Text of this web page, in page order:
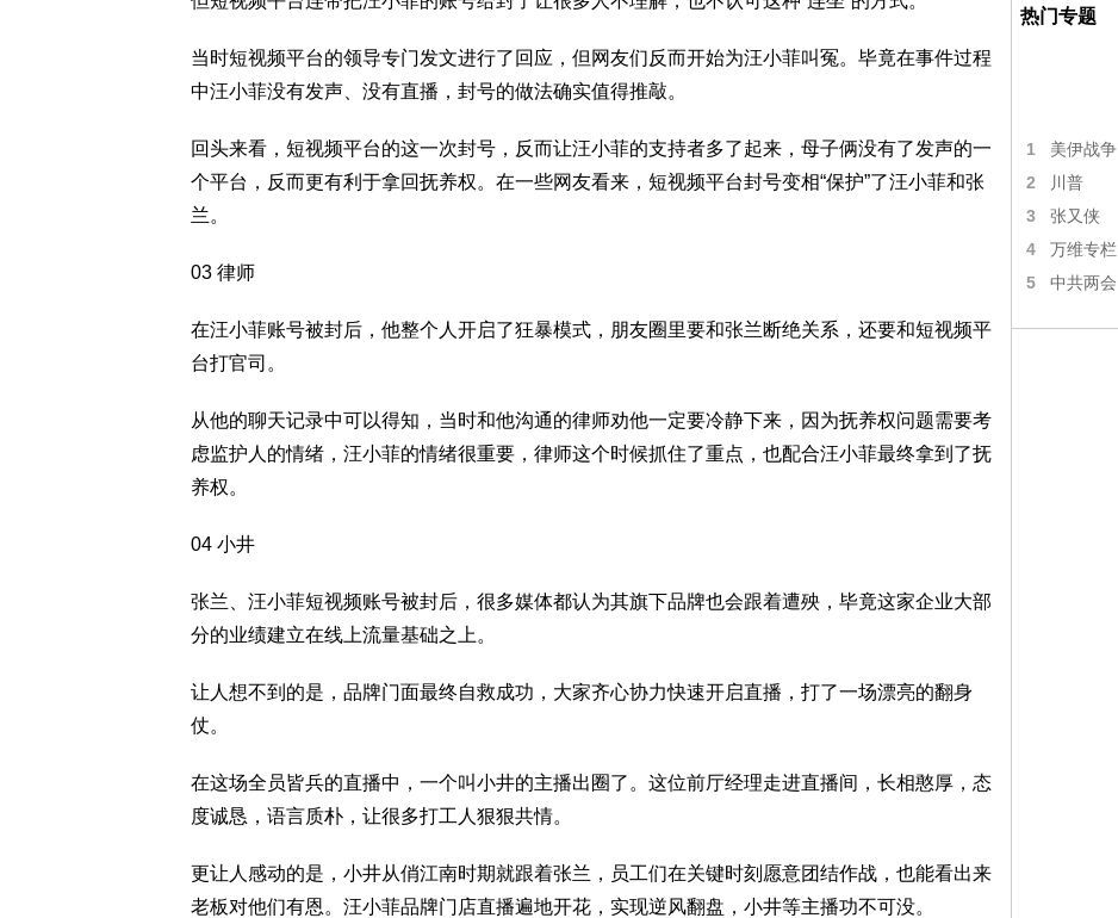
当时短视频平台的领导专门发文进行了回应，但网友们反而开始为汪小菲叫冤。毕竟在事件过程
中汪小菲没有发声、没有直播，封号的做法确实值得推敲。
回头来看，短视频平台的这一次封号，反而让汪小菲的支持者多了起来，母子俩没有了发声的一
个平台，反而更有利于拿回抚养权。在一些网友看来，短视频平台封号变相“保护”了汪小菲和张
兰。
03 律师
在汪小菲账号被封后，他整个人开启了狂暴模式，朋友圈里要和张兰断绝关系，还要和短视频平
台打官司。
从他的聊天记录中可以得知，当时和他沟通的律师劝他一定要冷静下来，因为抚养权问题需要考
虑监护人的情绪，汪小菲的情绪很重要，律师这个时候抓住了重点，也配合汪小菲最终拿到了抚
养权。
04 小井
张兰、汪小菲短视频账号被封后，很多媒体都认为其旗下品牌也会跟着遭殃，毕竟这家企业大部
分的业绩建立在线上流量基础之上。
让人想不到的是，品牌门面最终自救成功，大家齐心协力快速开启直播，打了一场漂亮的翻身
仗。
在这场全员皆兵的直播中，一个叫小井的主播出圈了。这位前厅经理走进直播间，长相憨厚，态
度诚恳，语言质朴，让很多打工人狠狠共情。
更让人感动的是，小井从俏江南时期就跟着张兰，员工们在关键时刻愿意团结作战，也能看出来
老板对他们有恩。汪小菲品牌门店直播遍地开花，实现逆风翻盘，小井等主播功不可没。
热门专题
1 美伊战争
2 川普
3 张又侠
4 万维专栏
5 中共两会